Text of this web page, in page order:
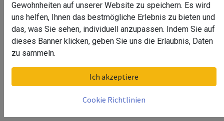
Flaschenbord Denah
Ausführung
Gewohnheiten auf unserer Website zu speichern. Es wird
uns helfen, Ihnen das bestmögliche Erlebnis zu bieten und
das, was Sie sehen, individuell anzupassen. Indem Sie auf
dieses Banner klicken, geben Sie uns die Erlaubnis, Daten
zu sammeln.
Ich akzeptiere
Cookie Richtlinien